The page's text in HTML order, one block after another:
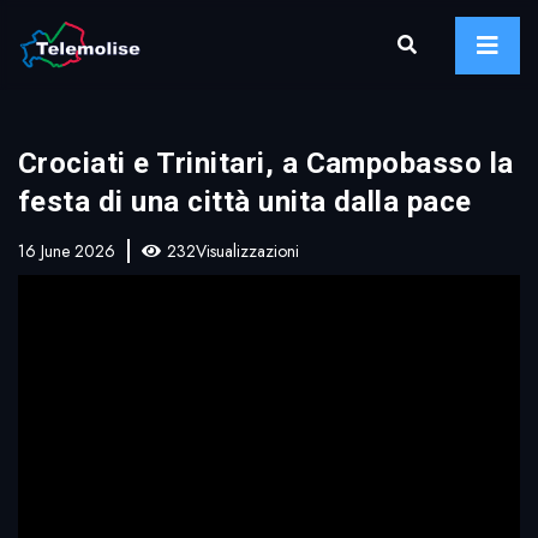
Crociati e Trinitari, a Campobasso la
festa di una città unita dalla pace
16 June 2026 232Visualizzazioni